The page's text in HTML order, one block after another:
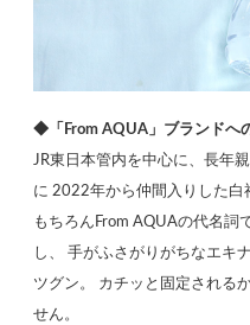
◆「From AQUA」ブランドへ
JR東日本管内を中心に、長年
に 2022年から仲間入りした白
もちろんFrom AQUAの代名詞
し、 手がふさがりがちなエキ
ツグン。 カチッと固定される
せん。